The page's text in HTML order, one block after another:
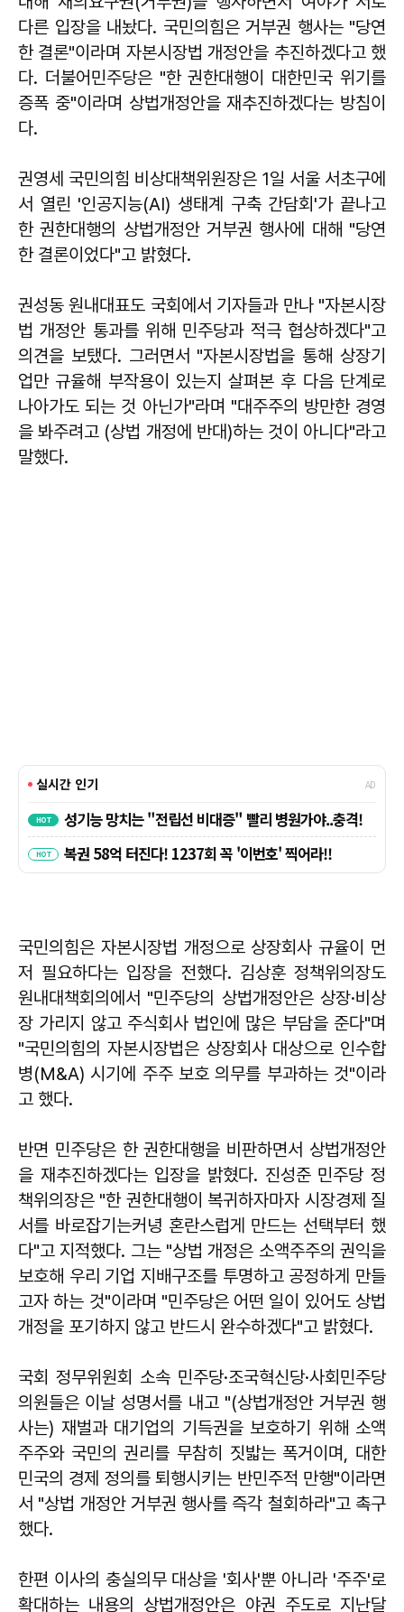
다른 입장을 내놨다. 국민의힘은 거부권 행사는 "당연
한 결론"이라며 자본시장법 개정안을 추진하겠다고 했
다. 더불어민주당은 "한 권한대행이 대한민국 위기를
증폭 중"이라며 상법개정안을 재추진하겠다는 방침이
다.
권영세 국민의힘 비상대책위원장은 1일 서울 서초구에
서 열린 '인공지능(AI) 생태계 구축 간담회'가 끝나고
한 권한대행의 상법개정안 거부권 행사에 대해 "당연
한 결론이었다"고 밝혔다.
권성동 원내대표도 국회에서 기자들과 만나 "자본시장
법 개정안 통과를 위해 민주당과 적극 협상하겠다"고
의견을 보탰다. 그러면서 "자본시장법을 통해 상장기
업만 규율해 부작용이 있는지 살펴본 후 다음 단계로
나아가도 되는 것 아닌가"라며 "대주주의 방만한 경영
을 봐주려고 (상법 개정에 반대)하는 것이 아니다"라고
말했다.
국민의힘은 자본시장법 개정으로 상장회사 규율이 먼
저 필요하다는 입장을 전했다. 김상훈 정책위의장도
원내대책회의에서 "민주당의 상법개정안은 상장·비상
장 가리지 않고 주식회사 법인에 많은 부담을 준다"며
"국민의힘의 자본시장법은 상장회사 대상으로 인수합
병(M&A) 시기에 주주 보호 의무를 부과하는 것"이라
고 했다.
반면 민주당은 한 권한대행을 비판하면서 상법개정안
을 재추진하겠다는 입장을 밝혔다. 진성준 민주당 정
책위의장은 "한 권한대행이 복귀하자마자 시장경제 질
서를 바로잡기는커녕 혼란스럽게 만드는 선택부터 했
다"고 지적했다. 그는 "상법 개정은 소액주주의 권익을
보호해 우리 기업 지배구조를 투명하고 공정하게 만들
고자 하는 것"이라며 "민주당은 어떤 일이 있어도 상법
개정을 포기하지 않고 반드시 완수하겠다"고 밝혔다.
국회 정무위원회 소속 민주당·조국혁신당·사회민주당
의원들은 이날 성명서를 내고 "(상법개정안 거부권 행
사는) 재벌과 대기업의 기득권을 보호하기 위해 소액
주주와 국민의 권리를 무참히 짓밟는 폭거이며, 대한
민국의 경제 정의를 퇴행시키는 반민주적 만행"이라면
서 "상법 개정안 거부권 행사를 즉각 철회하라"고 촉구
했다.
한편 이사의 충실의무 대상을 '회사'뿐 아니라 '주주'로
확대하는 내용의 상법개정안은 야권 주도로 지난달